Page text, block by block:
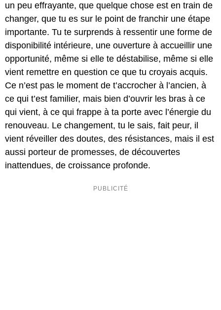
un peu effrayante, que quelque chose est en train de
changer, que tu es sur le point de franchir une étape
importante. Tu te surprends à ressentir une forme de
disponibilité intérieure, une ouverture à accueillir une
opportunité, même si elle te déstabilise, même si elle
vient remettre en question ce que tu croyais acquis.
Ce n’est pas le moment de t’accrocher à l’ancien, à
ce qui t’est familier, mais bien d’ouvrir les bras à ce
qui vient, à ce qui frappe à ta porte avec l’énergie du
renouveau. Le changement, tu le sais, fait peur, il
vient réveiller des doutes, des résistances, mais il est
aussi porteur de promesses, de découvertes
inattendues, de croissance profonde.